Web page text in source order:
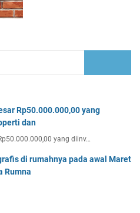
Rp50.000.000,00 yang
dan
yang diinv…
di rumahnya pada awal Maret
Rumna